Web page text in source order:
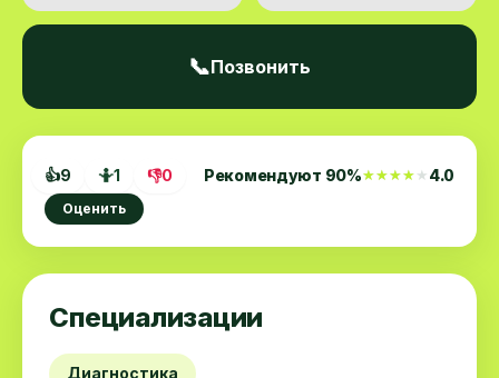
👍9 🤷1 👎0 Рекомендуют 90%★★★★★
★★★★★4.0
Оценить
Специализации
Диагностика
📞Позвонить